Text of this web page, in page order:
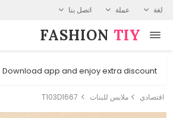
لغة عملة اتصل بنا
FASHION⁠ TIY
Download app and enjoy extra discount
اقتصادي ملابس للبنات T103D1667